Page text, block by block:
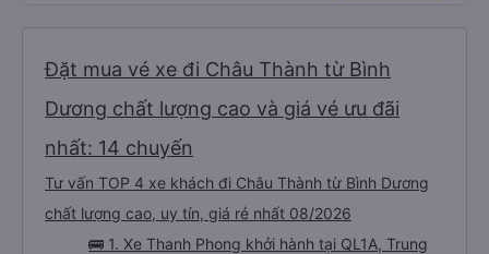
Đặt mua vé xe đi Châu Thành từ Bình
Dương chất lượng cao và giá vé ưu đãi
nhất: 14 chuyến
Tư vấn TOP 4 xe khách đi Châu Thành từ Bình Dương
chất lượng cao, uy tín, giá rẻ nhất 08/2026
🚌 1. Xe Thanh Phong khởi hành tại QL1A, Trung